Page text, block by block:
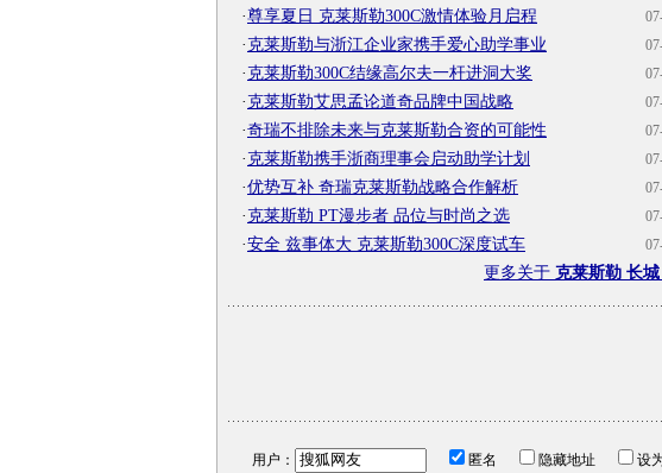
·尊享夏日 克莱斯勒300C激情体验月启程
·克莱斯勒与浙江企业家携手爱心助学事业
·克莱斯勒300C结缘高尔夫一杆进洞大奖
·克莱斯勒艾思孟论道奇品牌中国战略
·奇瑞不排除未来与克莱斯勒合资的可能性
·克莱斯勒携手浙商理事会启动助学计划
·优势互补 奇瑞克莱斯勒战略合作解析
·克莱斯勒 PT漫步者 品位与时尚之选
·安全 兹事体大 克莱斯勒300C深度试车
更多关于 克莱斯勒 长城
用户： 匿名 隐藏地址 设